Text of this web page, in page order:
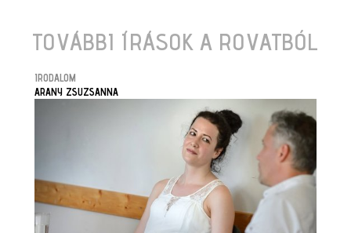
TOVÁBBI ÍRÁSOK A ROVATBÓL
IRODALOM
ARANY ZSUZSANNA